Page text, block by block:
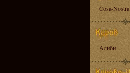
Cosa-Nostra
Алиби